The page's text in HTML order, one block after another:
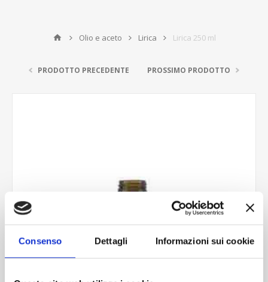
Consenso Dettagli Informazioni sui cookie
Olio e aceto Lirica Lirica 250 ml
PRODOTTO PRECEDENTE PROSSIMO PRODOTTO